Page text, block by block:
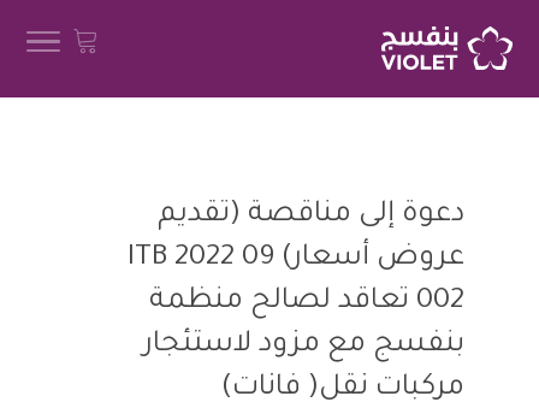
دعوة إلى مناقصة (تقديم
عروض أسعار) ITB 2022 09
002 تعاقد لصالح منظمة
بنفسج مع مزود لاستئجار
مركبات نقل( فانات)